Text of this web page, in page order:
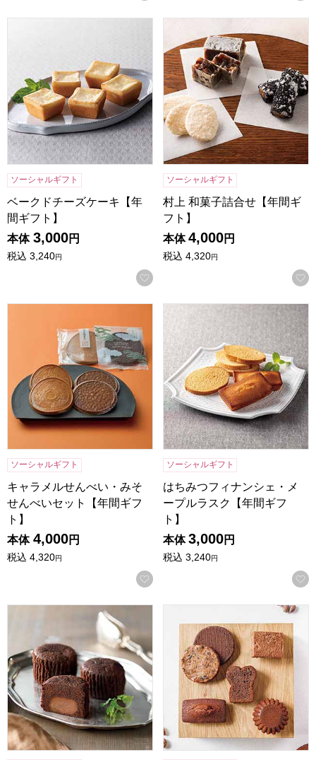
ソーシャルギフト
ベークドチーズケーキ【年
間ギフト】
本体 3,000円
税込 3,240円
お気に入りに登録する
ソーシャルギフト
村上 和菓子詰合せ【年間ギ
フト】
本体 4,000円
税込 4,320円
キャラメルせんべい・みそせんべいセット【年間ギフト】
ソーシャルギフト
キャラメルせんべい・みそ
せんべいセット【年間ギフ
ト】
本体 4,000円
税込 4,320円
お気に入りに登録する
はちみつフィナンシェ・メ
ソーシャルギフト
はちみつフィナンシェ・メ
ープルラスク【年間ギフ
ト】
本体 3,000円
税込 3,240円
ミカドコーヒー トリュフショコラコーヒー【年間ギフト】
ル・ショコラ・アラン・デ